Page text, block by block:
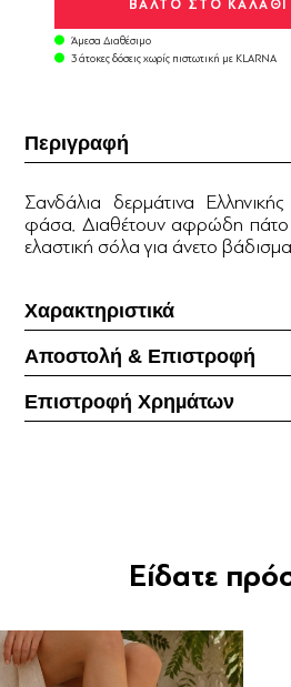
Άμεσα Διαθέσιμο
3 άτοκες δόσεις χωρίς πιστωτική με KLARNA
Περιγραφή
Σανδάλια δερμάτινα
φάσα. Διαθέτουν αφρώδη πάτο
ελαστική σόλα για άνετο βάδισμα.
Χαρακτηριστικά
Αποστολή & Επιστροφή
Επιστροφή Χρηµάτων
Είδατε